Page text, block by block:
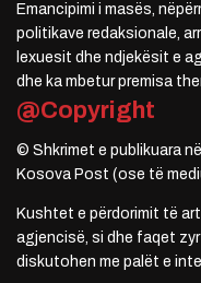
Emancipimi i masës,
politikave redaksionale,
lexuesit dhe ndjekësit e
dhe ka mbetur premisa
@Copyright
© Shkrimet e publikuara
Kosova Post (ose të
Kushtet e përdorimit të
agjencisë, si dhe faqet
diskutohen me palët e